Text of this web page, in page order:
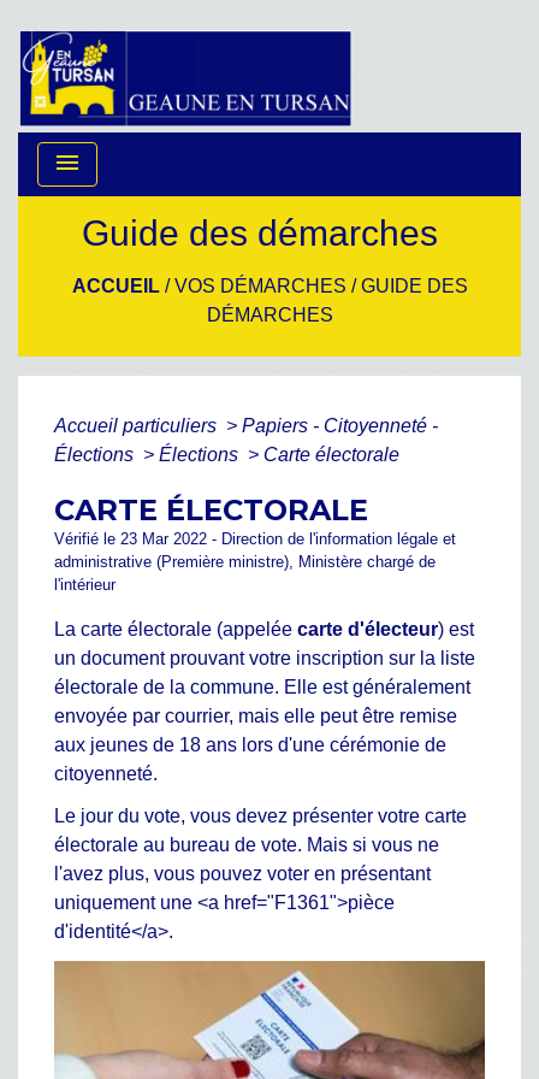
menu
Guide des démarches
ACCUEIL/VOS DÉMARCHES /GUIDE DES
DÉMARCHES
Accueil particuliers > Papiers - Citoyenneté -
Élections > Élections > Carte électorale
CARTE ÉLECTORALE
Vérifié le 23 Mar 2022 - Direction de l'information légale et
administrative (Première ministre), Ministère chargé de
l'intérieur
La carte électorale (appelée carte d'électeur) est
un document prouvant votre inscription sur la liste
électorale de la commune. Elle est généralement
envoyée par courrier, mais elle peut être remise
aux jeunes de 18 ans lors d'une cérémonie de
citoyenneté.
Le jour du vote, vous devez présenter votre carte
électorale au bureau de vote. Mais si vous ne
l'avez plus, vous pouvez voter en présentant
uniquement une <a href="F1361">pièce
d'identité</a>.